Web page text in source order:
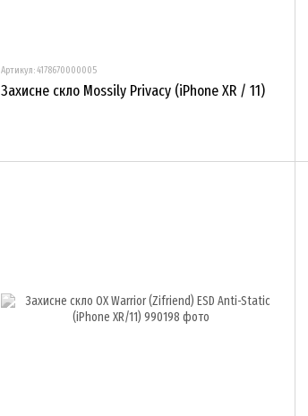
Артикул: 4178670000005
Захисне скло Mossily Privacy (iPhone XR / 11)